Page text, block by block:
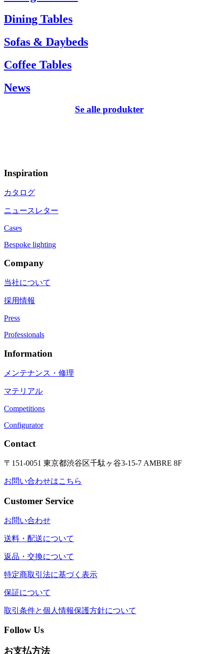
Dining Tables
Sofas & Daybeds
Coffee Tables
News
Se alle produkter
Inspiration
カタログ
ニュースレター
Cases
Bespoke lighting
Company
当社について
採用情報
Press
Professionals
Information
メンテナンス・修理
マテリアル
Competitions
Configurator
Contact
〒151-0051 東京都渋谷区千駄ヶ谷3-15-7 AMBRE 8F
お問い合わせはこちら
Customer Service
お問い合わせ
送料・配送について
返品・交換について
特定商取引法に基づく表示
保証について
取引条件と個人情報保護方針について
Follow Us
お支払方法